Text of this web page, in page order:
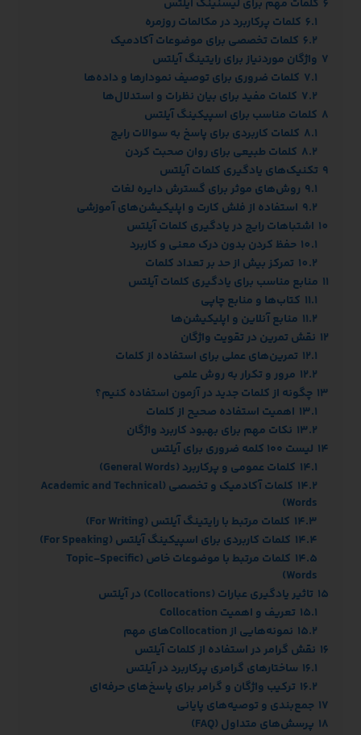
6 کلمات مهم برای لیسنینگ آیلتس
6.1 کلمات پرکاربرد در مکالمات روزمره
6.2 کلمات تخصصی برای موضوعات آکادمیک
7 واژگان موردنیاز برای رایتینگ آیلتس
7.1 کلمات ضروری برای توصیف نمودارها و داده‌ها
7.2 کلمات مفید برای بیان نظرات و استدلال‌ها
8 کلمات مناسب برای اسپیکینگ آیلتس
8.1 کلمات کاربردی برای پاسخ به سوالات رایج
8.2 کلمات طبیعی برای روان صحبت کردن
9 تکنیک‌های یادگیری کلمات آیلتس
9.1 روش‌های موثر برای گسترش دایره لغات
9.2 استفاده از فلش کارت و اپلیکیشن‌های آموزشی
10 اشتباهات رایج در یادگیری کلمات آیلتس
10.1 حفظ کردن بدون درک معنی و کاربرد
10.2 تمرکز بیش از حد بر تعداد کلمات
11 منابع مناسب برای یادگیری کلمات آیلتس
11.1 کتاب‌ها و منابع چاپی
11.2 منابع آنلاین و اپلیکیشن‌ها
12 نقش تمرین در تقویت واژگان
12.1 تمرین‌های عملی برای استفاده از کلمات
12.2 مرور و تکرار به روش علمی
13 چگونه از کلمات جدید در آزمون استفاده کنیم؟
13.1 اهمیت استفاده صحیح از کلمات
13.2 نکات مهم برای بهبود کاربرد واژگان
14 لیست ۱۰۰ کلمه ضروری برای آیلتس
14.1 کلمات عمومی و پرکاربرد (General Words)
14.2
کلمات آکادمیک و تخصصی (Academic and Technical
Words)
14.3 کلمات مرتبط با رایتینگ آیلتس (For Writing)
14.4 کلمات کاربردی برای اسپیکینگ آیلتس (For Speaking)
14.5
کلمات مرتبط با موضوعات خاص (Topic-Specific
Words)
15 تاثیر یادگیری عبارات (Collocations) در آیلتس
15.1 تعریف و اهمیت Collocation
15.2 نمونه‌هایی از Collocation‌های مهم
16 نقش گرامر در استفاده از کلمات آیلتس
16.1 ساختارهای گرامری پرکاربرد در آیلتس
16.2 ترکیب واژگان و گرامر برای پاسخ‌های حرفه‌ای
17 جمع‌بندی و توصیه‌های پایانی
18 پرسش‌های متداول (FAQ)